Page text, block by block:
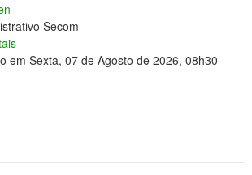
Secom
em Sexta, 07 de Agosto de 2026, 08h30